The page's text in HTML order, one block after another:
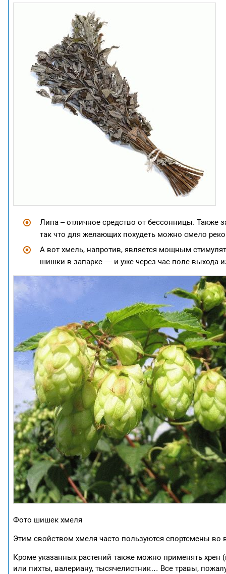
Липа – отличное средство от бессонницы. Также
так что для желающих похудеть можно смело
А вот хмель, напротив, является мощным
шишки в запарке — и уже через час поле выхода
Фото шишек хмеля
Этим свойством хмеля часто пользуются спортсмены во
Кроме указанных растений также можно применять
или пихты, валериану, тысячелистник… Все травы,